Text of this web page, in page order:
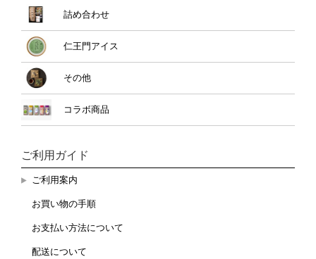
詰め合わせ
仁王門アイス
その他
コラボ商品
ご利用ガイド
ご利用案内
お買い物の手順
お支払い方法について
配送について